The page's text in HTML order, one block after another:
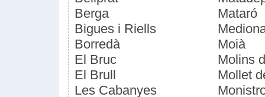
Berga
Bigues i Riells
Borredà
El Bruc
El Brull
Les Cabanyes
Mataró
Moià
Molins
Mollet